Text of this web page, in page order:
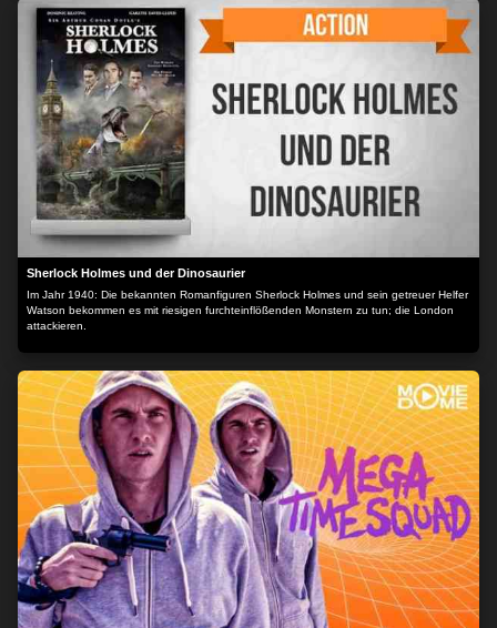
Sherlock Holmes und der Dinosaurier
Im Jahr 1940: Die bekannten Romanfiguren Sherlock Holmes und sein getreuer Helfer
Watson bekommen es mit riesigen furchteinflößenden Monstern zu tun; die London
attackieren.